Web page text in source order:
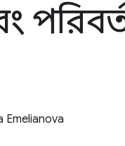
Emelianova